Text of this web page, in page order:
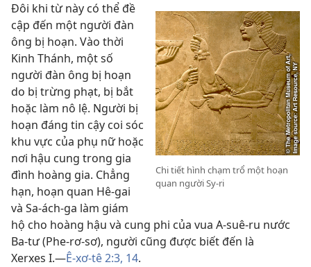
Chi tiết hình chạm trổ một hoạn
quan người Sy-ri
Đôi khi từ này có thể đề
cập đến một người đàn
ông bị hoạn. Vào thời
Kinh Thánh, một số
người đàn ông bị hoạn
do bị trừng phạt, bị bắt
hoặc làm nô lệ. Người bị
hoạn đáng tin cậy coi sóc
khu vực của phụ nữ hoặc
nơi hậu cung trong gia
đình hoàng gia. Chẳng
hạn, hoạn quan Hê-gai
và Sa-ách-ga làm giám
hộ cho hoàng hậu và cung phi của vua A-suê-ru nước
Ba-tư (Phe-rơ-sơ), người cũng được biết đến là
Xerxes I.—Ê-xơ-tê 2:3, 14.